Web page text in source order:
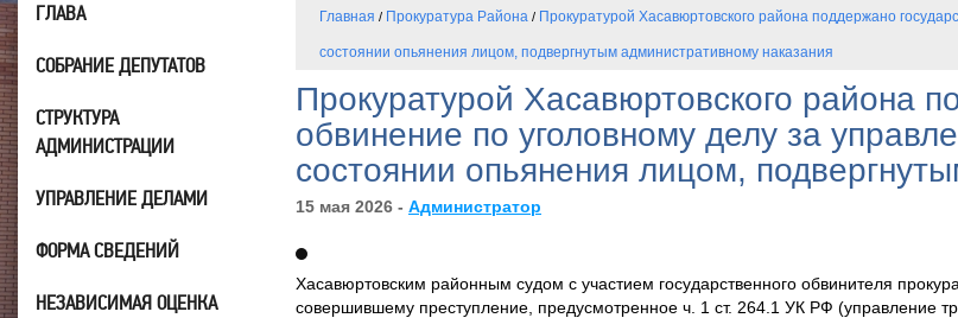
Главная / Прокуратура Района / Прокуратурой Хасавюртовского района поддержано
состоянии опьянения лицом, подвергнутым административному наказания
Прокуратурой Хасавюртовского района
обвинение по уголовному делу за
состоянии опьянения лицом,
15 мая 2026 - Администратор
Хасавюртовским районным судом с участием государственного обвинителя
совершившему преступление, предусмотренное ч. 1 ст. 264.1 УК РФ (управление
ГЛАВА
СОБРАНИЕ ДЕПУТАТОВ
СТРУКТУРА
АДМИНИСТРАЦИИ
УПРАВЛЕНИЕ ДЕЛАМИ
ФОРМА СВЕДЕНИЙ
НЕЗАВИСИМАЯ ОЦЕНКА